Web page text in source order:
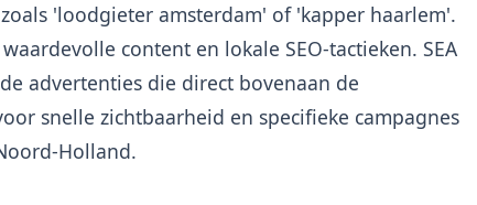
'loodgieter amsterdam' of 'kapper haarlem'.
content en lokale SEO-tactieken. SEA
advertenties die direct bovenaan de
snelle zichtbaarheid en specifieke campagnes
Holland.